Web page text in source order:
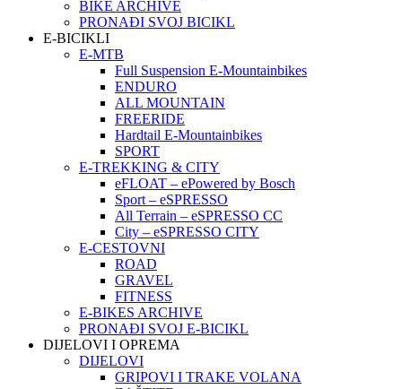
BIKE ARCHIVE
PRONAĐI SVOJ BICIKL
E-BICIKLI
E-MTB
Full Suspension E-Mountainbikes
ENDURO
ALL MOUNTAIN
FREERIDE
Hardtail E-Mountainbikes
SPORT
E-TREKKING & CITY
eFLOAT – ePowered by Bosch
Sport – eSPRESSO
All Terrain – eSPRESSO CC
City – eSPRESSO CITY
E-CESTOVNI
ROAD
GRAVEL
FITNESS
E-BIKES ARCHIVE
PRONAĐI SVOJ E-BICIKL
DIJELOVI I OPREMA
DIJELOVI
GRIPOVI I TRAKE VOLANA